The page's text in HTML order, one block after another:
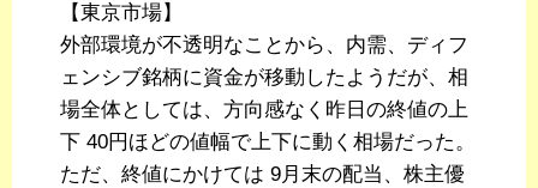
【東京市場】
外部環境が不透明なことから、内需、ディフ
ェンシブ銘柄に資金が移動したようだが、相
場全体としては、方向感なく昨日の終値の上
下 40円ほどの値幅で上下に動く相場だった。
ただ、終値にかけては 9月末の配当、株主優